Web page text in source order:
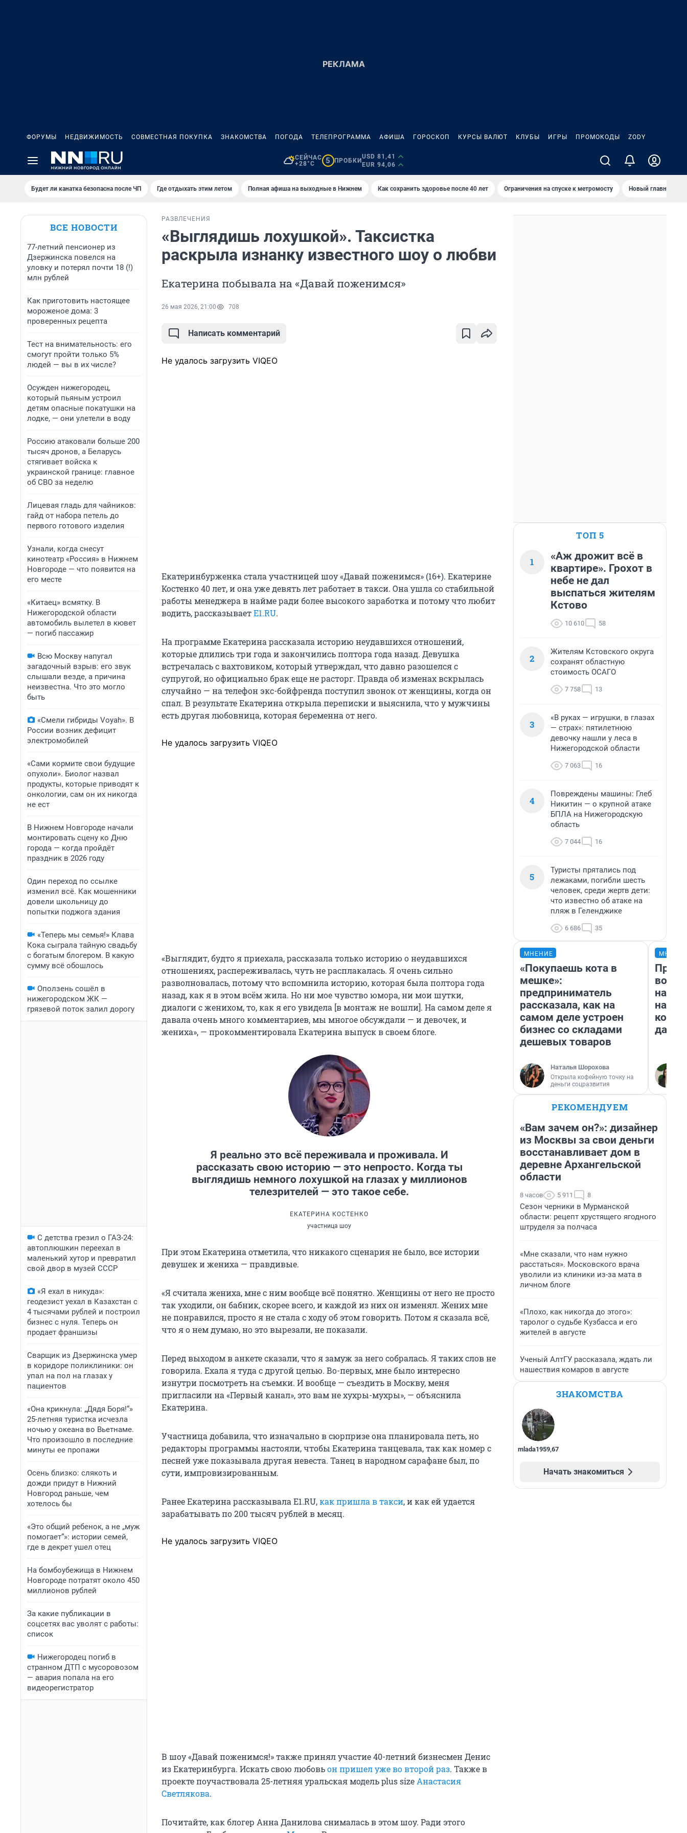
ФОРУМЫ НЕДВИЖИМОСТЬ СОВМЕСТНАЯ ПОКУПКА ЗНАКОМСТВА ПОГОДА ТЕЛЕПРОГРАММА АФИША ГОРОСКОП КУРСЫ ВАЛЮТ КЛУБЫ ИГРЫ ПРОМОКОДЫ ZODY
СЕЙЧАС
+28°C
5 ПРОБКИ
USD 81,41
EUR 94,06
Будет ли канатка безопасна после ЧП Где отдыхать этим летом Полная афиша на выходные в Нижнем Как сохранить здоровье после 40 лет Ограничения на спуске к метромосту Новый главный
ВСЕ НОВОСТИ
77-летний пенсионер из
Дзержинска повелся на
уловку и потерял почти 18 (!)
млн рублей
Как приготовить настоящее
мороженое дома: 3
проверенных рецепта
Тест на внимательность: его
смогут пройти только 5%
людей — вы в их числе?
Осужден нижегородец,
который пьяным устроил
детям опасные покатушки на
лодке, — они улетели в воду
Россию атаковали больше 200
тысяч дронов, а Беларусь
стягивает войска к
украинской границе: главное
об СВО за неделю
Лицевая гладь для чайников:
гайд от набора петель до
первого готового изделия
Узнали, когда снесут
кинотеатр «Россия» в Нижнем
Новгороде — что появится на
его месте
«Китаец» всмятку. В
Нижегородской области
автомобиль вылетел в кювет
— погиб пассажир
Всю Москву напугал
загадочный взрыв: его звук
слышали везде, а причина
неизвестна. Что это могло
быть
«Смели гибриды Voyah». В
России возник дефицит
электромобилей
«Сами кормите свои будущие
опухоли». Биолог назвал
продукты, которые приводят к
онкологии, сам он их никогда
не ест
В Нижнем Новгороде начали
монтировать сцену ко Дню
города — когда пройдёт
праздник в 2026 году
Один переход по ссылке
изменил всё. Как мошенники
довели школьницу до
попытки поджога здания
«Теперь мы семья!» Клава
Кока сыграла тайную свадьбу
с богатым блогером. В какую
сумму всё обошлось
Оползень сошёл в
нижегородском ЖК —
грязевой поток залил дорогу
С детства грезил о ГАЗ-24:
автоплюшкин переехал в
маленький хутор и превратил
свой двор в музей СССР
«Я ехал в никуда»:
геодезист уехал в Казахстан с
4 тысячами рублей и построил
бизнес с нуля. Теперь он
продает франшизы
Сварщик из Дзержинска умер
в коридоре поликлиники: он
упал на пол на глазах у
пациентов
«Она крикнула: „Дядя Боря!“»
25-летняя туристка исчезла
ночью у океана во Вьетнаме.
Что произошло в последние
минуты ее пропажи
Осень близко: слякоть и
дожди придут в Нижний
Новгород раньше, чем
хотелось бы
«Это общий ребенок, а не „муж
помогает“»: истории семей,
где в декрет ушел отец
На бомбоубежища в Нижнем
Новгороде потратят около 450
миллионов рублей
За какие публикации в
соцсетях вас уволят с работы:
список
Нижегородец погиб в
странном ДТП с мусоровозом
— авария попала на его
видеорегистратор
РАЗВЛЕЧЕНИЯ
«Выглядишь лохушкой». Таксистка
раскрыла изнанку известного шоу о любви
Екатерина побывала на «Давай поженимся»
26 мая 2026, 21:00 708
Написать комментарий
Не удалось загрузить VIQEO
Екатеринбурженка стала участницей шоу «Давай поженимся» (16+). Екатерине
Костенко 40 лет, и она уже девять лет работает в такси. Она ушла со стабильной
работы менеджера в найме ради более высокого заработка и потому что любит
водить, рассказываетE1.RU.
На программе Екатерина рассказала историю неудавшихся отношений,
которые длились три года и закончились полтора года назад. Девушка
встречалась с вахтовиком, который утверждал, что давно разошелся с
супругой, но официально брак еще не расторг. Правда об изменах вскрылась
случайно — на телефон экс-бойфренда поступил звонок от женщины, когда он
спал. В результате Екатерина открыла переписки и выяснила, что у мужчины
есть другая любовница, которая беременна от него.
Не удалось загрузить VIQEO
«Выглядит, будто я приехала, рассказала только историю о неудавшихся
отношениях, распереживалась, чуть не расплакалась. Я очень сильно
разволновалась, потому что вспомнила историю, которая была полтора года
назад, как я в этом всём жила. Но ни мое чувство юмора, ни мои шутки,
диалоги с женихом, то, как я его увидела [в монтаж не вошли]. На самом деле я
давала очень много комментариев, мы многое обсуждали — и девочек, и
жениха», — прокомментировала Екатерина выпуск в своем блоге.
Я реально это всё переживала и проживала. И
рассказать свою историю — это непросто. Когда ты
выглядишь немного лохушкой на глазах у миллионов
телезрителей — это такое себе.
ЕКАТЕРИНА КОСТЕНКО
участница шоу
При этом Екатерина отметила, что никакого сценария не было, все истории
девушек и жениха — правдивые.
«Я считала жениха, мне с ним вообще всё понятно. Женщины от него не просто
так уходили, он бабник, скорее всего, и каждой из них он изменял. Жених мне
не понравился, просто я не стала с ходу об этом говорить. Потом я сказала всё,
что я о нем думаю, но это вырезали, не показали.
Перед выходом в анкете сказали, что я замуж за него собралась. Я таких слов не
говорила. Ехала я туда с другой целью. Во-первых, мне было интересно
изнутри посмотреть на съемки. И вообще — съездить в Москву, меня
пригласили на «Первый канал», это вам не хухры-мухры», — объяснила
Екатерина.
Участница добавила, что изначально в сюрпризе она планировала петь, но
редакторы программы настояли, чтобы Екатерина танцевала, так как номер с
песней уже показывала другая невеста. Танец в народном сарафане был, по
сути, импровизированным.
Ранее Екатерина рассказывала E1.RU,как пришла в такси, и как ей удается
зарабатывать по 200 тысяч рублей в месяц.
Не удалось загрузить VIQEO
В шоу «Давай поженимся!» также принял участие40-летнийбизнесмен Денис
из Екатеринбурга. Искать свою любовьон пришел уже во второй раз. Также в
проекте поучаствовала 25-летняя уральская модель plus size Анастасия
Светлякова.
Почитайте, как блогер Анна Данилова снималась в этом шоу. Ради этого
ТОП 5
1
«Аж дрожит всё в
квартире». Грохот в
небе не дал
выспаться жителям
Кстово
10 610 58
2
Жителям Кстовского округа
сохранят областную
стоимость ОСАГО
7 758 13
3
«В руках — игрушки, в глазах
— страх»: пятилетнюю
девочку нашли у леса в
Нижегородской области
7 063 16
4
Повреждены машины: Глеб
Никитин — о крупной атаке
БПЛА на Нижегородскую
область
7 044 16
5
Туристы прятались под
лежаками, погибли шесть
человек, среди жертв дети:
что известно об атаке на
пляж в Геленджике
6 686 35
МНЕНИЕ
«Покупаешь кота в
мешке»:
предприниматель
рассказала, как на
самом деле устроен
бизнес со складами
дешевых товаров
Наталья Шорохова
Открыла кофейную точку на
деньги соцразвития
нам
даже
РЕКОМЕНДУЕМ
«Вам зачем он?»: дизайнер
из Москвы за свои деньги
восстанавливает дом в
деревне Архангельской
области
8 часов 5 911 8
Сезон черники в Мурманской
области: рецепт хрустящего ягодного
штруделя за полчаса
«Мне сказали, что нам нужно
расстаться». Московского врача
уволили из клиники из-за мата в
личном блоге
«Плохо, как никогда до этого»:
таролог о судьбе Кузбасса и его
жителей в августе
Ученый АлтГУ рассказала, ждать ли
нашествия комаров в августе
ЗНАКОМСТВА
mlada1959,67
Начать знакомиться